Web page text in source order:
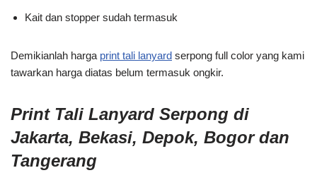
Kait dan stopper sudah termasuk
Demikianlah harga print tali lanyard serpong full color yang kami
tawarkan harga diatas belum termasuk ongkir.
Print Tali Lanyard Serpong di
Jakarta, Bekasi, Depok, Bogor dan
Tangerang